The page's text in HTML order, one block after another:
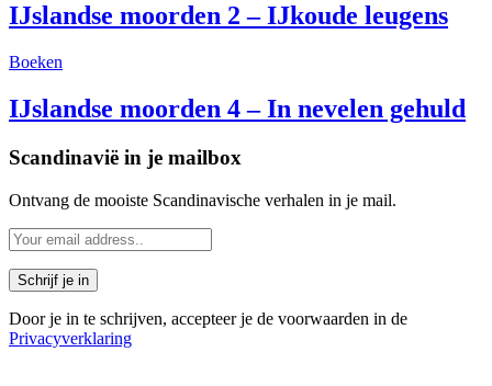
IJslandse moorden 2 – IJkoude leugens
Boeken
IJslandse moorden 4 – In nevelen gehuld
Scandinavië in je mailbox
Ontvang de mooiste Scandinavische verhalen in je mail.
Door je in te schrijven, accepteer je de voorwaarden in de
Privacyverklaring